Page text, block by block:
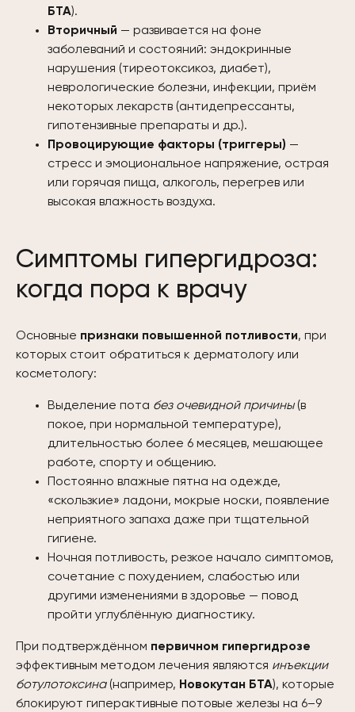
БТА).
Вторичный — развивается на фоне
заболеваний и состояний: эндокринные
нарушения (тиреотоксикоз, диабет),
неврологические болезни, инфекции, приём
некоторых лекарств (антидепрессанты,
гипотензивные препараты и др.).
Провоцирующие факторы (триггеры) —
стресс и эмоциональное напряжение, острая
или горячая пища, алкоголь, перегрев или
высокая влажность воздуха.
Симптомы гипергидроза:
когда пора к врачу
Основные признаки повышенной потливости, при
которых стоит обратиться к дерматологу или
косметологу:
Выделение пота без очевидной причины(в
покое, при нормальной температуре),
длительностью более 6 месяцев, мешающее
работе, спорту и общению.
Постоянно влажные пятна на одежде,
«скользкие» ладони, мокрые носки, появление
неприятного запаха даже при тщательной
гигиене.
Ночная потливость, резкое начало симптомов,
сочетание с похудением, слабостью или
другими изменениями в здоровье — повод
пройти углублённую диагностику.
При подтверждённом первичном гипергидрозе
эффективным методом лечения являются инъекции
ботулотоксина(например, Новокутан БТА), которые
блокируют гиперактивные потовые железы на 6–9